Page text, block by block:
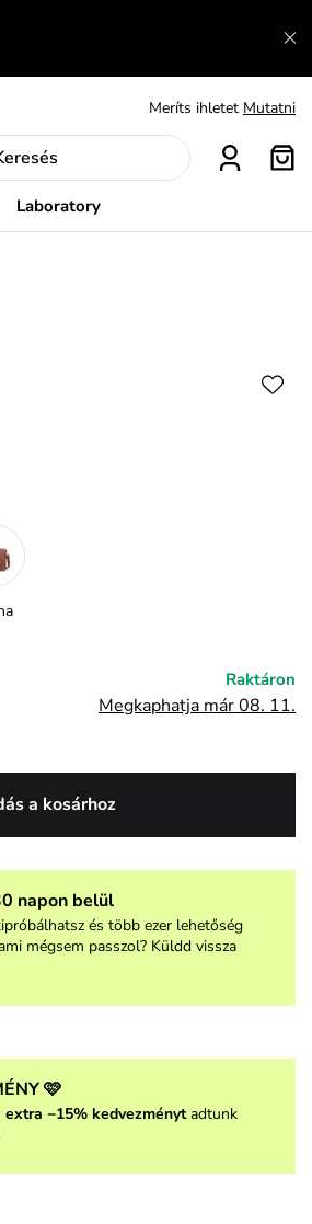
Laboratory
Ingyenes csere és visszaküldés Megtekintés
Raktáron
Megkaphatja már 08. 11.
a kosárhoz
napon belül
és több ezer lehetőség
mégsem passzol? Küldd vissza
🩷
extra −15% kedvezménytadtunk